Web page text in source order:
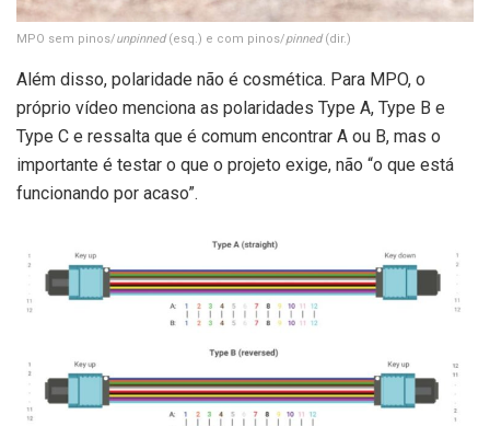
MPO sem pinos/unpinned(esq.) e com pinos/pinned(dir.)
Além disso, polaridade não é cosmética. Para MPO, o
próprio vídeo menciona as polaridades Type A, Type B e
Type C e ressalta que é comum encontrar A ou B, mas o
importante é testar o que o projeto exige, não “o que está
funcionando por acaso”.